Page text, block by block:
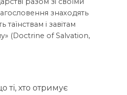
знаходять
таїнствам і завітам
(Doctrine of Salvation,
ті, хто отримує